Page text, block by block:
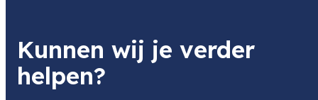
Geschikt voor
Canon
D305621
Item code leverancier
D305621
Adres
Kunnen wij je verder
helpen?